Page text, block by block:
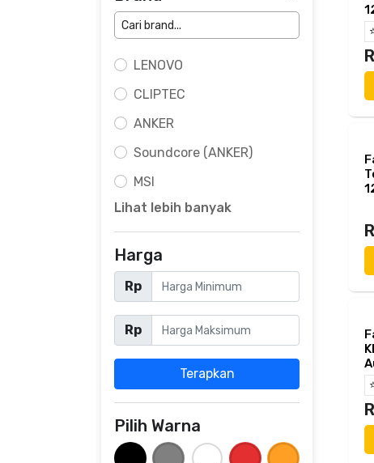
LENOVO
CLIPTEC
ANKER
Soundcore (ANKER)
MSI
Lihat lebih banyak
Harga
Rp
Rp
Terapkan
Pilih Warna